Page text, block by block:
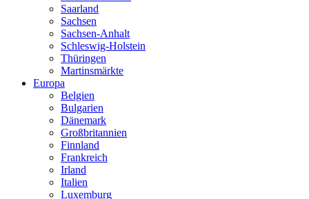
Saarland
Sachsen
Sachsen-Anhalt
Schleswig-Holstein
Thüringen
Martinsmärkte
Europa
Belgien
Bulgarien
Dänemark
Großbritannien
Finnland
Frankreich
Irland
Italien
Luxemburg